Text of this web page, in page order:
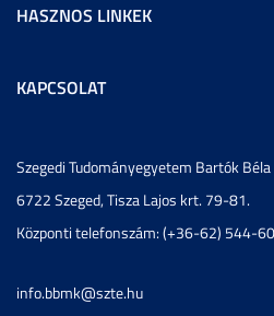
HASZNOS LINKEK
KAPCSOLAT
Szegedi Tudományegyetem Bartók
6722 Szeged, Tisza Lajos krt. 79-81.
Központi telefonszám: (+36-62) 544-
info.bbmk@szte.hu